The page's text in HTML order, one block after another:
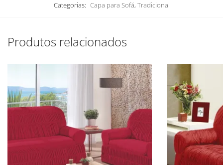
Categorias: Capa para Sofá, Tradicional
Produtos relacionados